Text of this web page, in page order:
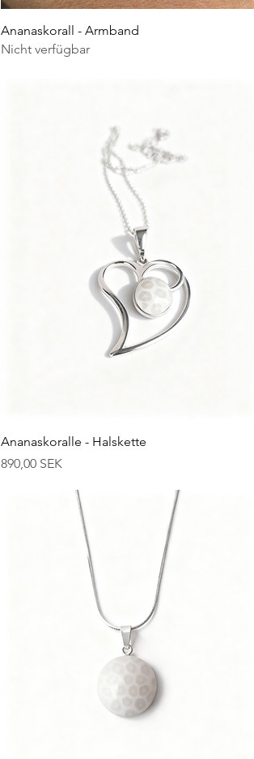
Schnellansicht
Ananaskorall - Armband
Nicht verfügbar
Schnellansicht
Ananaskoralle - Halskette
Preis
890,00 SEK